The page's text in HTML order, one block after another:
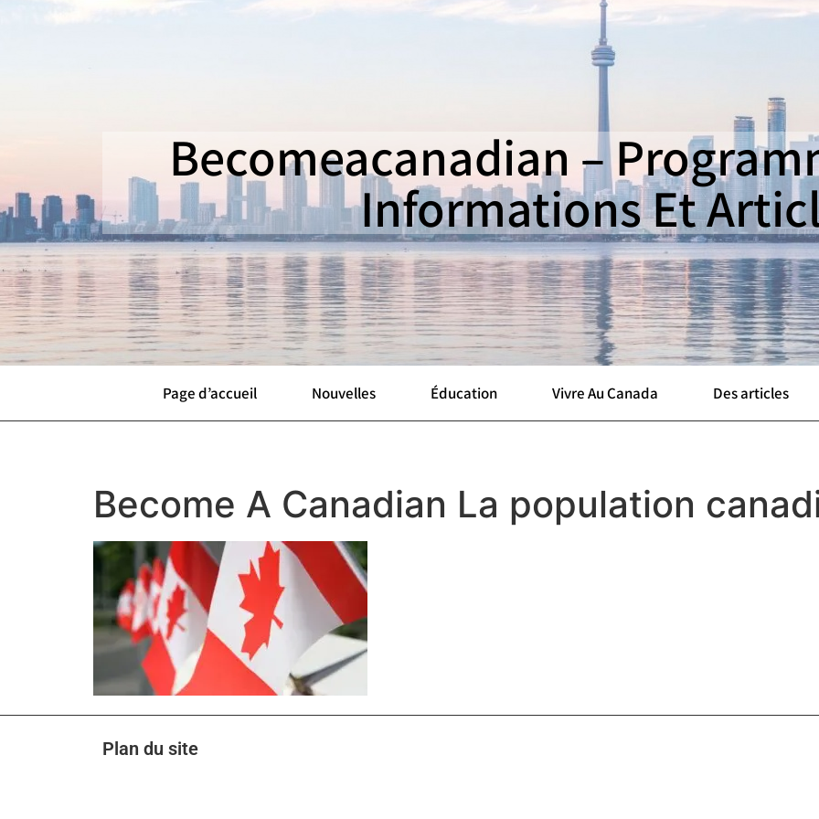
Becomeacanadian –
Informations Et
Page d’accueil Nouvelles Éducation Vivre Au Canada Des articles
Become A Canadian La population
Plan du site